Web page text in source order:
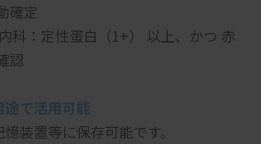
確定
蛋白（1+） 以上、かつ 赤
認
で活用可能
装置等に保存可能です。